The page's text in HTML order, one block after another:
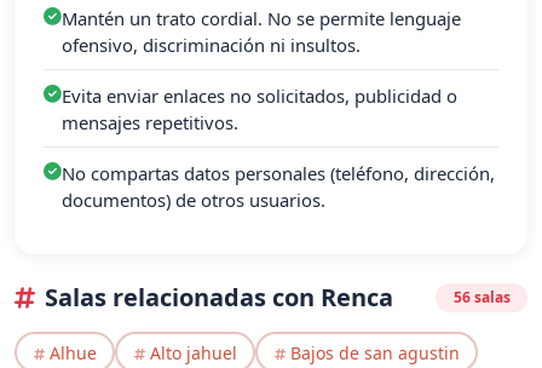
Mantén un trato cordial. No se permite lenguaje
ofensivo, discriminación ni insultos.
Evita enviar enlaces no solicitados, publicidad o
mensajes repetitivos.
No compartas datos personales (teléfono, dirección,
documentos) de otros usuarios.
Salas relacionadas con Renca 56 salas
Alhue Alto jahuel
Bajos de san agustin